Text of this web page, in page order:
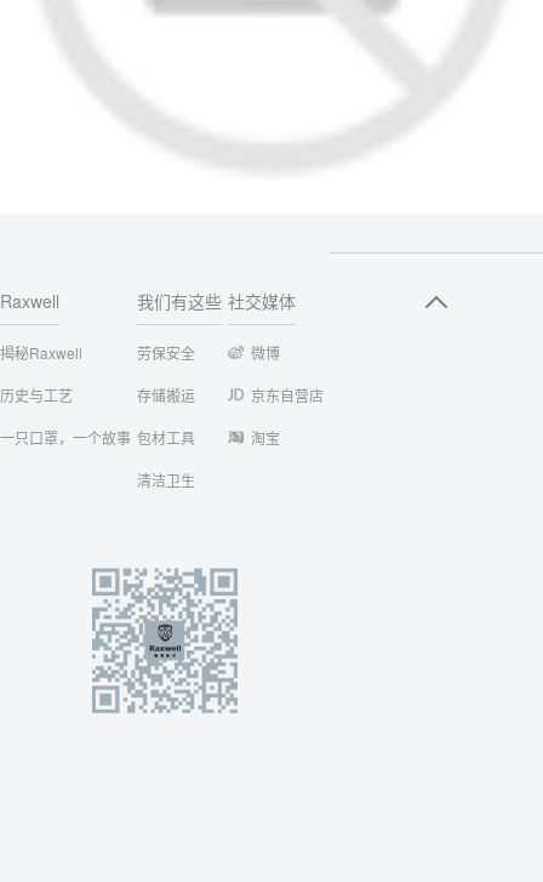
Raxwell
揭秘Raxwell
历史与工艺
一只口罩，一个故事
我们有这些
劳保安全
存储搬运
包材工具
清洁卫生
社交媒体
微博
京东自营店
淘宝